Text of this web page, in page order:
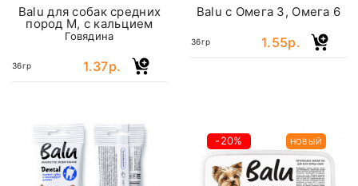
Balu для собак средних
пород M, с кальцием
Говядина
36гр 1.37р.
Balu с Омега 3, Омега 6
36гр 1.55р.
-20% НОВЫЙ